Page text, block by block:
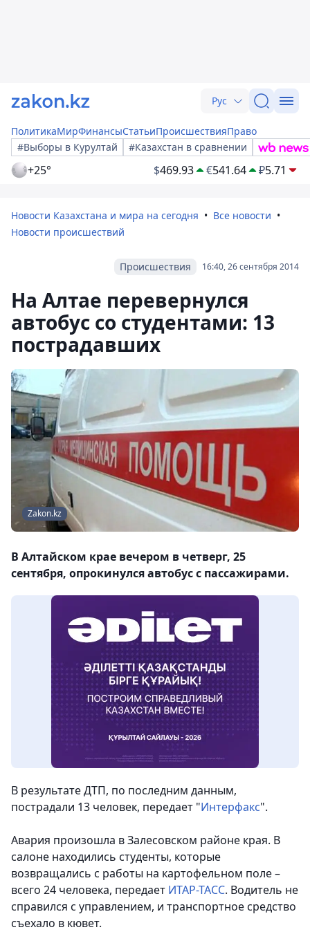
Рус
ПолитикаМирФинансыСтатьиПроисшествияПраво
#Выборы в Курултай
#Казахстан в сравнении
+25° $469.93 €541.64 ₽5.71
Новости Казахстана и мира на сегодня
Все новости
Новости происшествий
16:40, 26 сентября 2014
Происшествия
На Алтае перевернулся
автобус со студентами: 13
пострадавших
Zakon.kz
В Алтайском крае вечером в четверг, 25
сентября, опрокинулся автобус с пассажирами.
В результате ДТП, по последним данным,
пострадали 13 человек, передает "Интерфакс".
Авария произошла в Залесовском районе края. В
салоне находились студенты, которые
возвращались с работы на картофельном поле –
всего 24 человека, передает ИТАР-ТАСС. Водитель не
справился с управлением, и транспортное средство
съехало в кювет.